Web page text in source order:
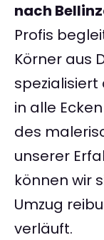
nach
Profis
Körner aus
in alle
des
unserer
können wir
Umzug
verläuft.